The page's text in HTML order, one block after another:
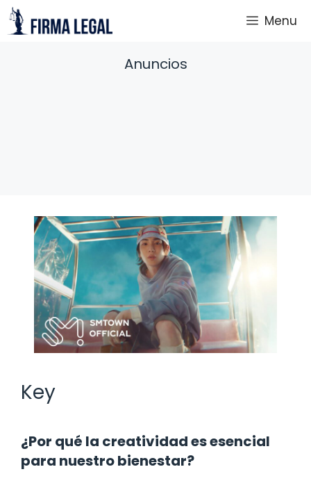
Saltar
al
Menu
Anuncios
Key
¿Por qué la creatividad es esencial
para nuestro bienestar?